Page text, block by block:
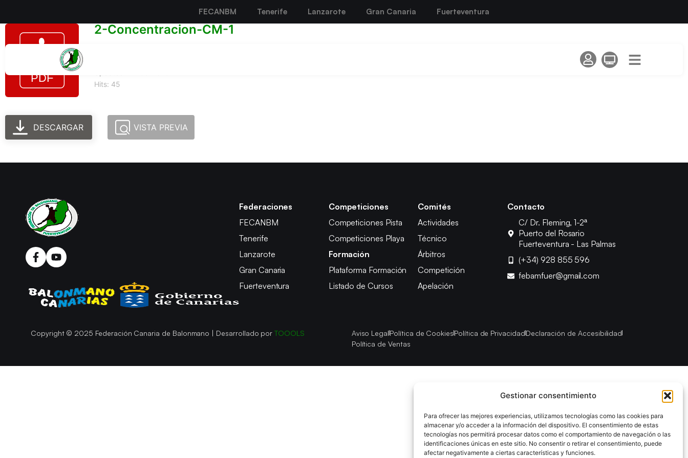
Gestionar consentimiento
Para ofrecer las mejores experiencias, utilizamos tecnologías como las cookies para
almacenar y/o acceder a la información del dispositivo. El consentimiento de estas
tecnologías nos permitirá procesar datos como el comportamiento de navegación o las
identificaciones únicas en este sitio. No consentir o retirar el consentimiento, puede
afectar negativamente a ciertas características y funciones.
FECANBM Tenerife Lanzarote Gran Canaria Fuerteventura
2-Concentracion-CM-1
Hits: 45
DESCARGAR VISTA PREVIA
Federaciones
FECANBM
Tenerife
Lanzarote
Gran Canaria
Fuerteventura
Competiciones
Competiciones Pista
Competiciones Playa
Formación
Plataforma Formación
Listado de Cursos
Comités
Actividades
Técnico
Árbitros
Competición
Apelación
Contacto
C/ Dr. Fleming, 1-2ª
Puerto del Rosario
Fuerteventura - Las Palmas
(+34) 928 855 596
febamfuer@gmail.com
Copyright © 2025 Federación Canaria de Balonmano | Desarrollado porTOOOLS Aviso LegalPolítica de CookiesPolítica de PrivacidadDeclaración de Accesibilidad
Política de Ventas